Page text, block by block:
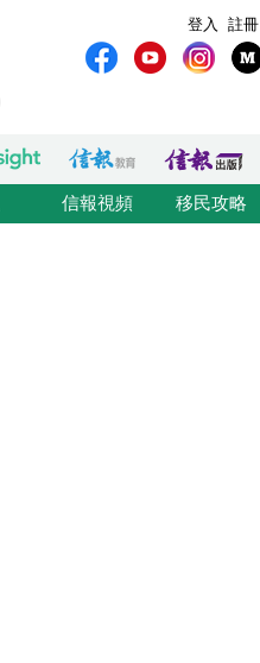
註冊
登入
信報視頻 移民攻略